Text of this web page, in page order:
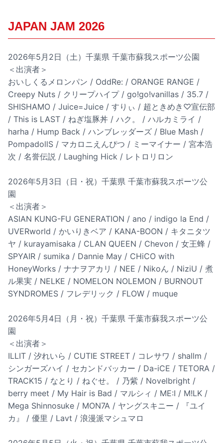
JAPAN JAM 2026
2026年5月2日（土）千葉県 千葉市蘇我スポーツ公園
＜出演者＞
おいしくるメロンパン / OddRe: / ORANGE RANGE /
Creepy Nuts / クリープハイプ / go!go!vanillas / 35.7 /
SHISHAMO / Juice=Juice / すりぃ / 超ときめき♡宣伝部
/ This is LAST / ねぎ塩豚丼 / ハク。 / ハルカミライ /
harha / Hump Back / ハンブレッダーズ / Blue Mash /
PompadollS / マカロニえんぴつ / ミーマイナー / 宮本浩
次 / 名誉伝説 / Laughing Hick / レトロリロン
2026年5月3日（日・祝）千葉県 千葉市蘇我スポーツ公
園
＜出演者＞
ASIAN KUNG-FU GENERATION / ano / indigo la End /
UVERworld / かいりきベア / KANA-BOON / キタニタツ
ヤ / kurayamisaka / CLAN QUEEN / Chevon / 女王蜂 /
SPYAIR / sumika / Dannie May / CHiCO with
HoneyWorks / ナナヲアカリ / NEE / Nikoん / NiziU / 煮
ル果実 / NELKE / NOMELON NOLEMON / BURNOUT
SYNDROMES / フレデリック / FLOW / muque
2026年5月4日（月・祝）千葉県 千葉市蘇我スポーツ公
園
＜出演者＞
ILLIT / 汐れいら / CUTIE STREET / コレサワ / shallm /
シンガーズハイ / セカンドバッカー / Da-iCE / TETORA /
TRACK15 / なとり / ねぐせ。 / 乃紫 / Novelbright /
berry meet / My Hair is Bad / マルシィ / ME:I / M!LK /
Mega Shinnosuke / MON7A / ヤングスキニー / 『ユイ
カ』 / 優里 / Lavt / 浪漫派マシュマロ